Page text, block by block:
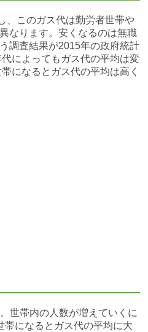
、このガス代は勤労者世帯や
なります。安くなるのは無職
調査結果が2015年の政府統計
によってもガス代の平均は変
になるとガス代の平均は高く
世帯内の人数が増えていくに
になるとガス代の平均に大